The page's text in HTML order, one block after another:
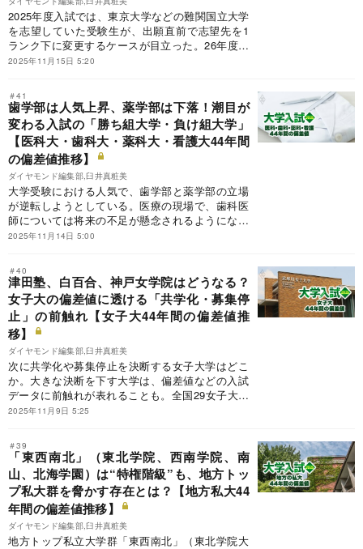
2025年度入試では、東京大学などの難関国立大学
を志望していた受験生が、出願直前で志望先を1
ランク下に変更するケースが目立った。26年度も
受験生は「弱気」になるのか。最新動向ととも
2025年11月15日 5:20
＃41
歯学部は人気上昇、薬学部は下落！潮目が
変わる入試の「勝ち組大学・負け組大学」
【医科大・歯科大・薬科大・看護大44年間
の偏差値推移】
ダイヤモンド編集部,臼井真粧美
大学受験における人気で、歯学部と薬学部の立場
が逆転しようとしている。医療の現場で、歯科医
師については将来の不足が懸念されるようになっ
ており、薬剤師は供給過剰になるという見通しが
移データを一挙掲載し、歯学部と薬学部それぞれ
の「勝ち組大学」「負け組大学」を明らかにし
た。
2025年11月14日 5:00
＃40
津田塾、白百合、神戸女学院はどうなる？
女子大の偏差値に透ける「共学化・募集停
止」の前触れ【女子大44年間の偏差値推
移】
ダイヤモンド編集部,臼井真粧美
次に共学化や募集停止を決断する女子大学はどこ
か。大きな決断を下す大学は、偏差値などの入試
データに前触れが表れることも。全国29女子大の
44年間の偏差値推移データを一挙掲載するととも
2025年11月9日 5:25
＃39
「東西南北」（東北学院、西南学院、南
山、北海学園）は“特権階級”も、地方トッ
プ私大群を脅かす存在とは？【地方私大44
年間の偏差値推移】
ダイヤモンド編集部,臼井真粧美
地方トップ私立大学群「東西南北」（東北学院大